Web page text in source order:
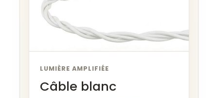
LUMIÈRE AMPLIFIÉE
Câble blanc